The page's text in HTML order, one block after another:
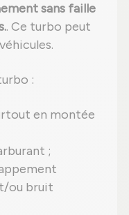
sans faille
. Ce turbo peut
:
en montée
;
ou bruit